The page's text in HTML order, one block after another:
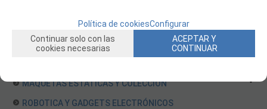
MOTORES Y ACCESORIOS
CURSOS Y TALLERES
MAQUETAS ESTÁTICAS Y COLECCIÓN
ROBOTICA Y GADGETS ELECTRÓNICOS
Política de cookiesConfigurar
Continuar solo con las
cookies necesarias
ACEPTAR Y
CONTINUAR